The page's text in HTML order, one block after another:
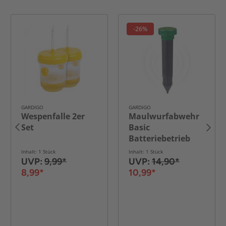
GARDIGO
Wespenfalle 2er
Set
Inhalt: 1 Stück
UVP: 9,99*
8,99*
-26%
GARDIGO
Maulwurfabwehr
Basic
Batteriebetrieb
Inhalt: 1 Stück
UVP: 14,90*
10,99*